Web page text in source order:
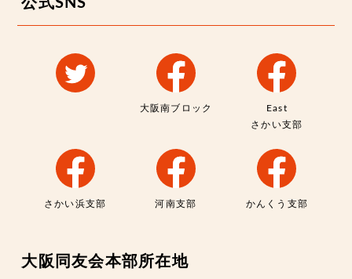
大阪南ブロック
East
さかい支部
さかい浜支部 河南支部 かんくう支部
大阪同友会本部所在地